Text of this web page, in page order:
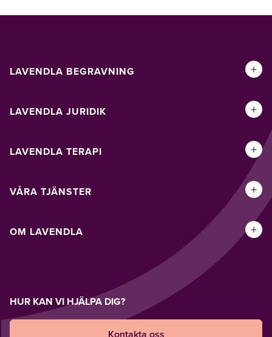
LAVENDLA BEGRAVNING +
LAVENDLA JURIDIK +
LAVENDLA TERAPI +
VÅRA TJÄNSTER +
OM LAVENDLA +
HUR KAN VI HJÄLPA DIG?